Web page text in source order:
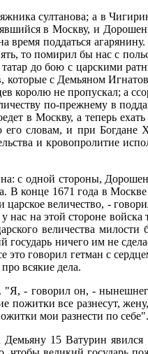
султанова; а в
в Москву, и
поддаться
то помирил бы нас с
до бою с царскими
которые с Демьяном
королю не пропускал; а
по-прежнему в
в Москву, а теперь
словам, и при
и кровопролитие
с одной стороны,
В конце 1671 года в
величество, -
на этой стороне
величества
государь ничего им не
это говорил гетман с
всякие дела.
"Я, - говорил он, -
пожитки все разнесут,
мои разнести по себе".
15 Ватурин